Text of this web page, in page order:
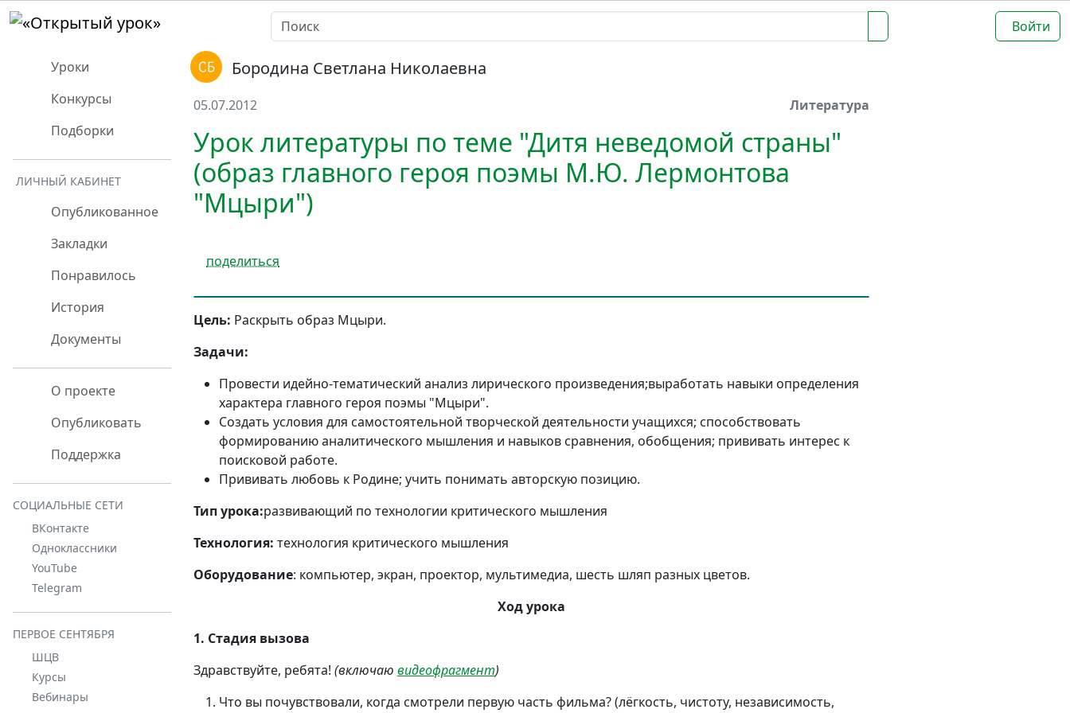
Войти
Уроки
Конкурсы
Подборки
ЛИЧНЫЙ КАБИНЕТ
Опубликованное
Закладки
Понравилось
История
Документы
О проекте
Опубликовать
Поддержка
СОЦИАЛЬНЫЕ СЕТИ
ВКонтакте
Одноклассники
YouTube
Telegram
ПЕРВОЕ СЕНТЯБРЯ
ШЦВ
Курсы
Вебинары
Бородина Светлана Николаевна
05.07.2012 Литература
Урок литературы по теме "Дитя неведомой страны"
(образ главного героя поэмы М.Ю. Лермонтова
"Мцыри")
поделиться
Цель: Раскрыть образ Мцыри.
Задачи:
Провести идейно-тематический анализ лирического произведения;выработать навыки определения
характера главного героя поэмы "Мцыри".
Создать условия для самостоятельной творческой деятельности учащихся; способствовать
формированию аналитического мышления и навыков сравнения, обобщения; прививать интерес к
поисковой работе.
Прививать любовь к Родине; учить понимать авторскую позицию.
Тип урока:развивающий по технологии критического мышления
Технология: технология критического мышления
Оборудование: компьютер, экран, проектор, мультимедиа, шесть шляп разных цветов.
Ход урока
1. Стадия вызова
Здравствуйте, ребята! (включаю видеофрагмент)
Что вы почувствовали, когда смотрели первую часть фильма? (лёгкость, чистоту, независимость,